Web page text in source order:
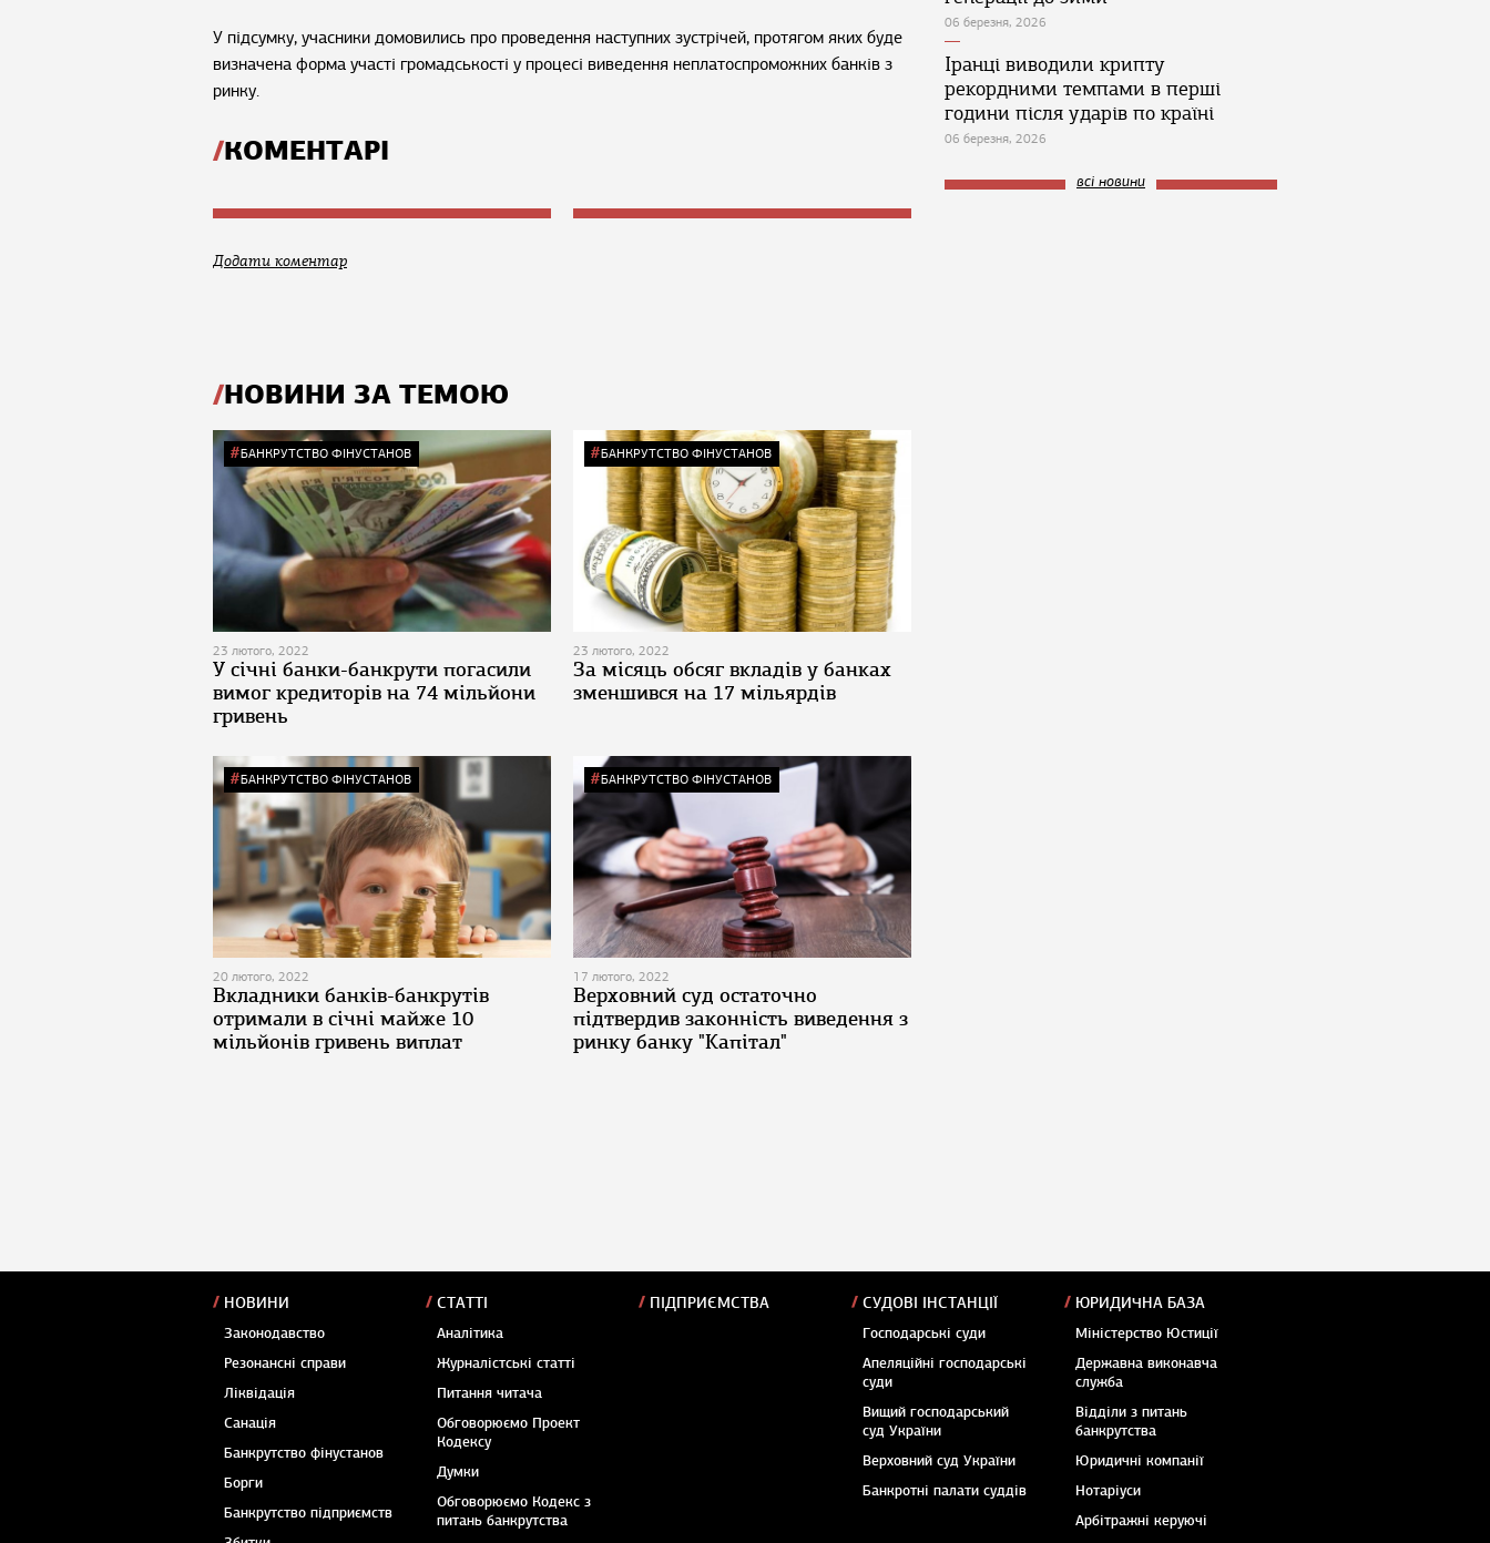
У підсумку, учасники домовились про проведення наступних зустрічей, протягом яких буде
визначена форма участі громадськості у процесі виведення неплатоспроможних банків з
ринку.
КОМЕНТАРІ
Додати коментар
НОВИНИ ЗА ТЕМОЮ
БАНКРУТСТВО ФІНУСТАНОВ
23 лютого, 2022
У січні банки-банкрути погасили
вимог кредиторів на 74 мільйони
гривень
БАНКРУТСТВО ФІНУСТАНОВ
23 лютого, 2022
За місяць обсяг вкладів у банках
зменшився на 17 мільярдів
БАНКРУТСТВО ФІНУСТАНОВ
20 лютого, 2022
Вкладники банків-банкрутів
отримали в січні майже 10
мільйонів гривень виплат
БАНКРУТСТВО ФІНУСТАНОВ
17 лютого, 2022
Верховний суд остаточно
підтвердив законність виведення з
ринку банку "Капітал"
06 березня, 2026
Іранці виводили крипту
рекордними темпами в перші
години після ударів по країні
06 березня, 2026
всі новини
НОВИНИ
Законодавство
Резонансні справи
Ліквідація
Санація
Банкрутство фінустанов
Борги
Банкрутство підприємств
СТАТТІ
Аналітика
Журналістські статті
Питання читача
Обговорюємо Проект
Кодексу
Думки
Обговорюємо Кодекс з
питань банкрутства
ПІДПРИЄМСТВА СУДОВІ ІНСТАНЦІЇ
Господарські суди
Апеляційні господарські
суди
Вищий господарський
суд України
Верховний суд України
Банкротні палати суддів
ЮРИДИЧНА БАЗА
Міністерство Юстиції
Державна виконавча
служба
Відділи з питань
банкрутства
Юридичні компанії
Нотаріуси
Арбітражні керуючі